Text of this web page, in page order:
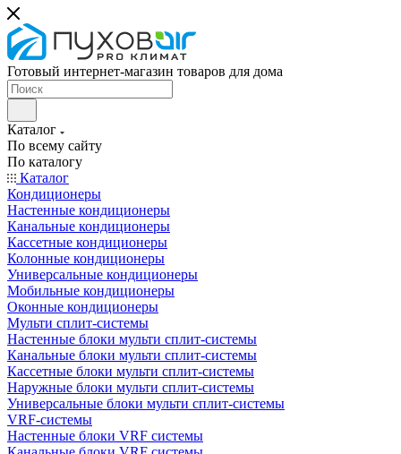
Готовый интернет-магазин товаров для дома
Каталог
По всему сайту
По каталогу
Каталог
Кондиционеры
Настенные кондиционеры
Канальные кондиционеры
Кассетные кондиционеры
Колонные кондиционеры
Универсальные кондиционеры
Мобильные кондиционеры
Оконные кондиционеры
Мульти сплит-системы
Настенные блоки мульти сплит-системы
Канальные блоки мульти сплит-системы
Кассетные блоки мульти сплит-системы
Наружные блоки мульти сплит-системы
Универсальные блоки мульти сплит-системы
VRF-системы
Настенные блоки VRF системы